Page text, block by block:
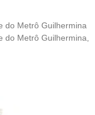
do Metrô Guilhermina
do Metrô Guilhermina,